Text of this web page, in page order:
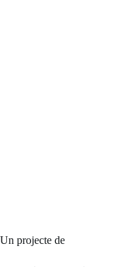
Un projecte de